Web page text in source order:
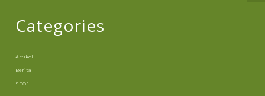
Categories
Artikel
Berita
SEO 1